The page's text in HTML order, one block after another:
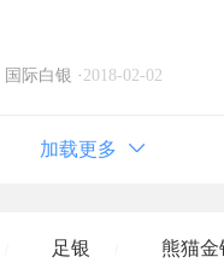
国际白银 · 2018-02-02
加载更多
足银 熊猫金